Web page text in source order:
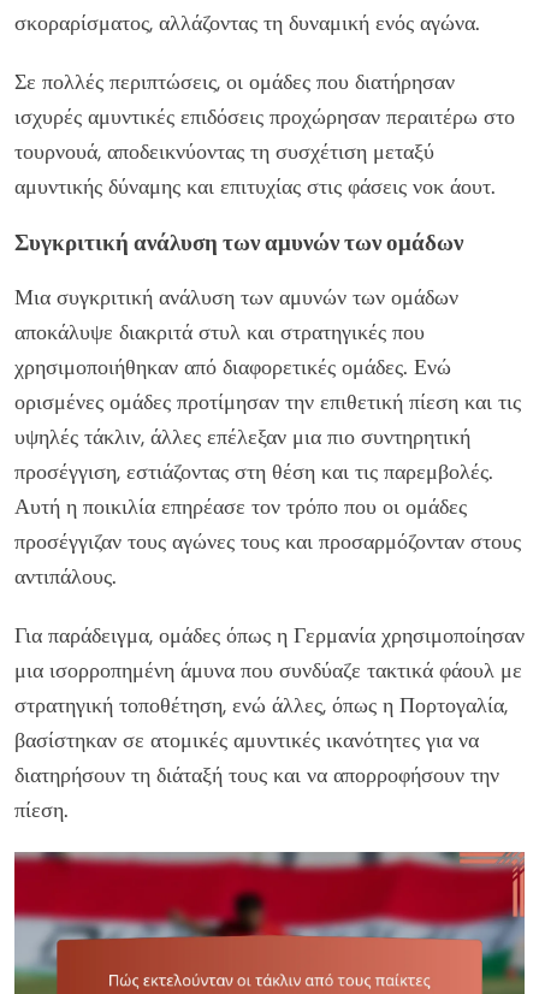
σκοραρίσματος, αλλάζοντας τη δυναμική ενός αγώνα.
Σε πολλές περιπτώσεις, οι ομάδες που διατήρησαν
ισχυρές αμυντικές επιδόσεις προχώρησαν περαιτέρω στο
τουρνουά, αποδεικνύοντας τη συσχέτιση μεταξύ
αμυντικής δύναμης και επιτυχίας στις φάσεις νοκ άουτ.
Συγκριτική ανάλυση των αμυνών των ομάδων
Μια συγκριτική ανάλυση των αμυνών των ομάδων
αποκάλυψε διακριτά στυλ και στρατηγικές που
χρησιμοποιήθηκαν από διαφορετικές ομάδες. Ενώ
ορισμένες ομάδες προτίμησαν την επιθετική πίεση και τις
υψηλές τάκλιν, άλλες επέλεξαν μια πιο συντηρητική
προσέγγιση, εστιάζοντας στη θέση και τις παρεμβολές.
Αυτή η ποικιλία επηρέασε τον τρόπο που οι ομάδες
προσέγγιζαν τους αγώνες τους και προσαρμόζονταν στους
αντιπάλους.
Για παράδειγμα, ομάδες όπως η Γερμανία χρησιμοποίησαν
μια ισορροπημένη άμυνα που συνδύαζε τακτικά φάουλ με
στρατηγική τοποθέτηση, ενώ άλλες, όπως η Πορτογαλία,
βασίστηκαν σε ατομικές αμυντικές ικανότητες για να
διατηρήσουν τη διάταξή τους και να απορροφήσουν την
πίεση.